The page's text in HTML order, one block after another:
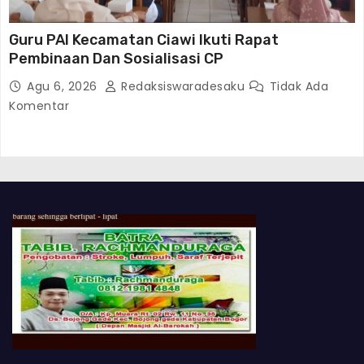
Guru PAI Kecamatan Ciawi Ikuti Rapat
Pembinaan Dan Sosialisasi CP
Agu 6, 2026 Redaksiswaradesaku
Tidak Ada
Komentar